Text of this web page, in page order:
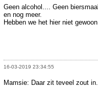
Geen alcohol.... Geen
en nog meer.
Hebben we het hier niet
16-03-2019 23:34:55
Mamsie: Daar zit teveel zout in.